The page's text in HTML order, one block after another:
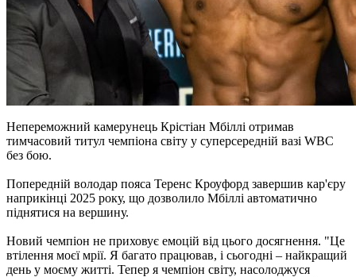
Непереможний камерунець Крістіан Мбіллі отримав
тимчасовий титул чемпіона світу у суперсередній вазі WBC
без бою.
Попередній володар пояса Теренс Кроуфорд завершив кар'єру
наприкінці 2025 року, що дозволило Мбіллі автоматично
піднятися на вершину.
Новий чемпіон не приховує емоцій від цього досягнення. "Це
втілення моєї мрії. Я багато працював, і сьогодні – найкращий
день у моєму житті. Тепер я чемпіон світу, насолоджуся